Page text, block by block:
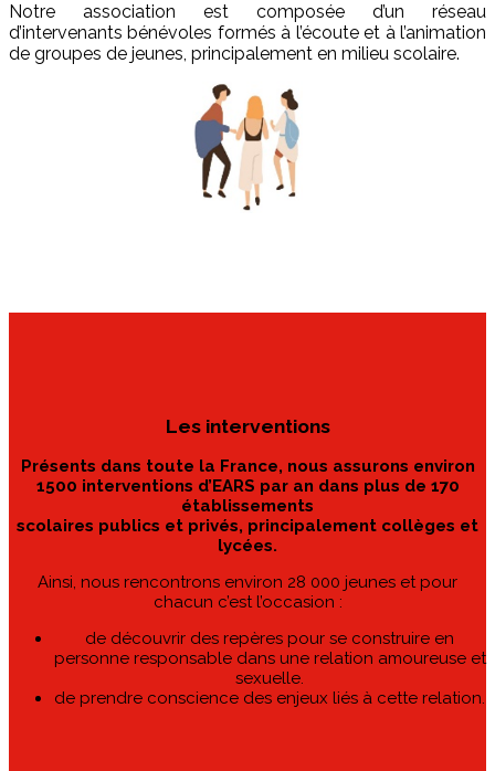
Notre association est composée d’un réseau
d’intervenants bénévoles formés à l’écoute et à l’animation
de groupes de jeunes, principalement en milieu scolaire.
Les interventions
Présents dans toute la France, nous assurons environ
1500 interventions d’EARS par an dans plus de 170
établissements
scolaires publics et privés, principalement collèges et
lycées.
Ainsi, nous rencontrons environ 28 000 jeunes et pour
chacun c’est l’occasion :
de découvrir des repères pour se construire en
personne responsable dans une relation amoureuse et
sexuelle.
de prendre conscience des enjeux liés à cette relation.